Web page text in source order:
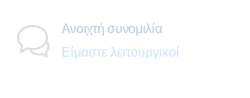
Ανοιχτή συνομιλία
Είμαστε λειτουργικοί